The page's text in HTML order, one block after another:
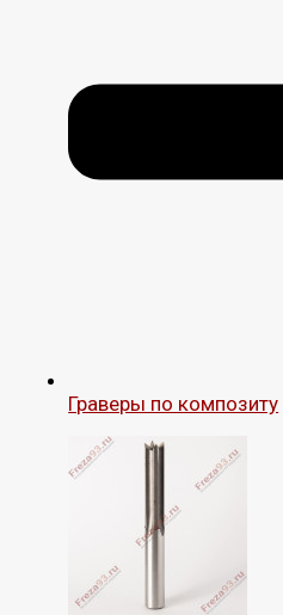
Граверы по композиту